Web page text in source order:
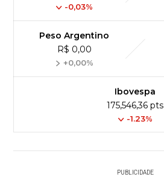
-0,03%
Peso Argentino
R$ 0,00
+0,00%
Ibovespa
175,546,36 pts
-1.23%
PUBLICIDADE